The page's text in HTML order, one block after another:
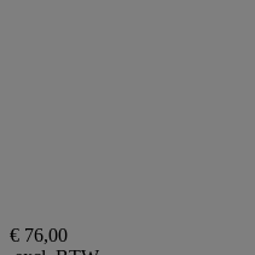
€ 76,00